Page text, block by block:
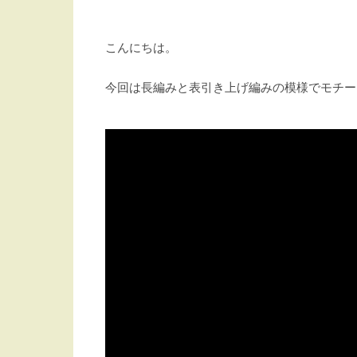
こんにちは。
今回は長編みと表引き上げ編みの模様でモチー